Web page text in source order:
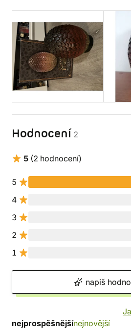
Hodnocení 2
5 (2 hodnocení)
5
4
3
2
1
napiš
nejprospěšnějšínejnovější